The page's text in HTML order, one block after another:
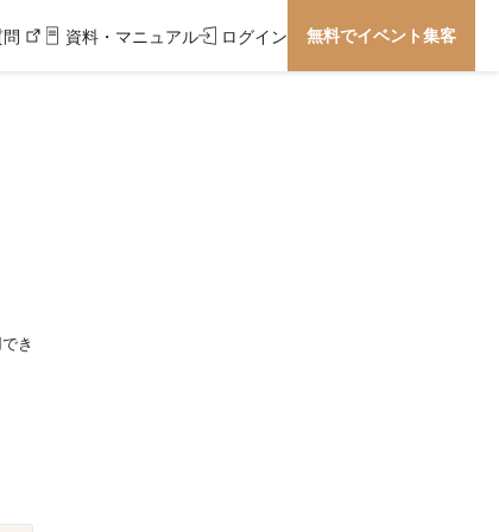
資料・マニュアル ログイン 無料でイベント集客
き